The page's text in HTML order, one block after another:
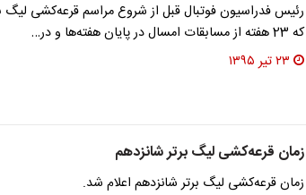
رئیس فدراسیون فوتبال قبل از شروع مراسم قرعه‌کشی لیگ
که 23 هفته از مسابقات امسال در پایان هفته‌ها و در…
۲۳ تیر ۱۳۹۵
زمان قرعه‌کشی لیگ برتر شانزدهم
زمان قرعه‌کشی لیگ برتر شانزدهم اعلام شد.